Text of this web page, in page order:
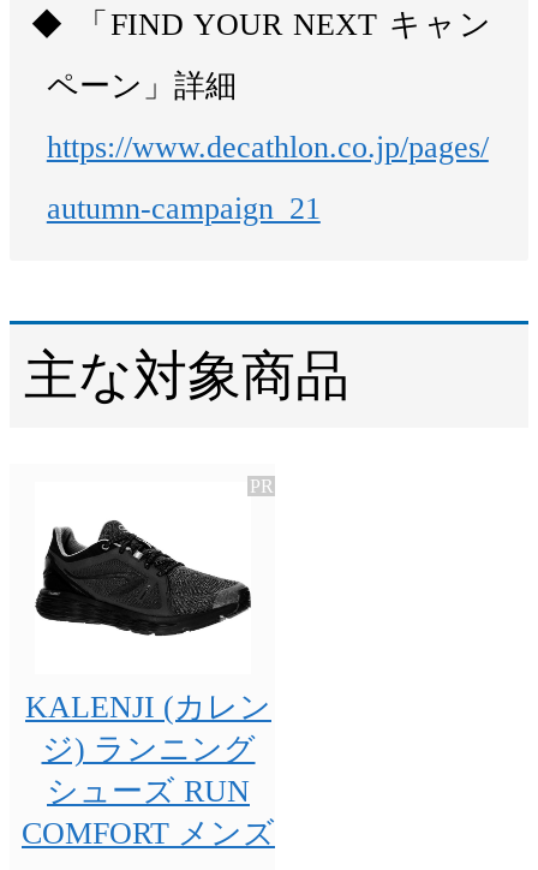
「FIND YOUR NEXT キャン
ペーン」詳細
https://www.decathlon.co.jp/pages/
autumn-campaign_21
主な対象商品
KALENJI (カレン
ジ) ランニング
シューズ RUN
COMFORT メンズ